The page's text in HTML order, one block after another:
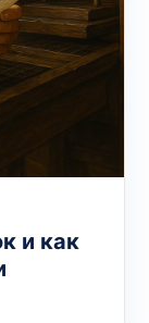
и как